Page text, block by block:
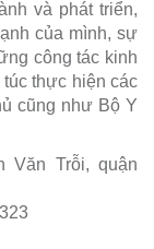
và phát triển,
của mình, sự
công tác kinh
thực hiện các
cũng như Bộ Y
Văn Trỗi, quận